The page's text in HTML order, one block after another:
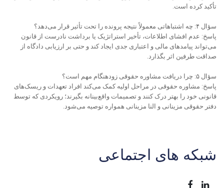
تأکید کرده است.
سؤال ۴: چه اشتباهاتی معمولاً نتیجه پرونده را تحت تأثیر قرار می‌دهد؟
پاسخ: عدم افشای اطلاعات، تأخیر استراتژیک یا برداشت نادرست از قانون
می‌تواند پیامدهای مالی و اعتباری جدی ایجاد کند و حتی بر ارزیابی دادگاه از
صداقت طرفین اثر بگذارد.
سؤال ۵: چرا دریافت مشاوره حقوقی زودهنگام مهم است؟
پاسخ: مشاوره حقوقی در مراحل اولیه کمک می‌کند افراد تعهدات و ریسک‌های
قانونی خود را بهتر درک کنند و تصمیمات واقع‌بینانه بگیرند؛ رویکردی که توسط
دفتر حقوقی مزینانی و النا مزینانی همواره توصیه می‌شود.
شبکه های اجتماعی